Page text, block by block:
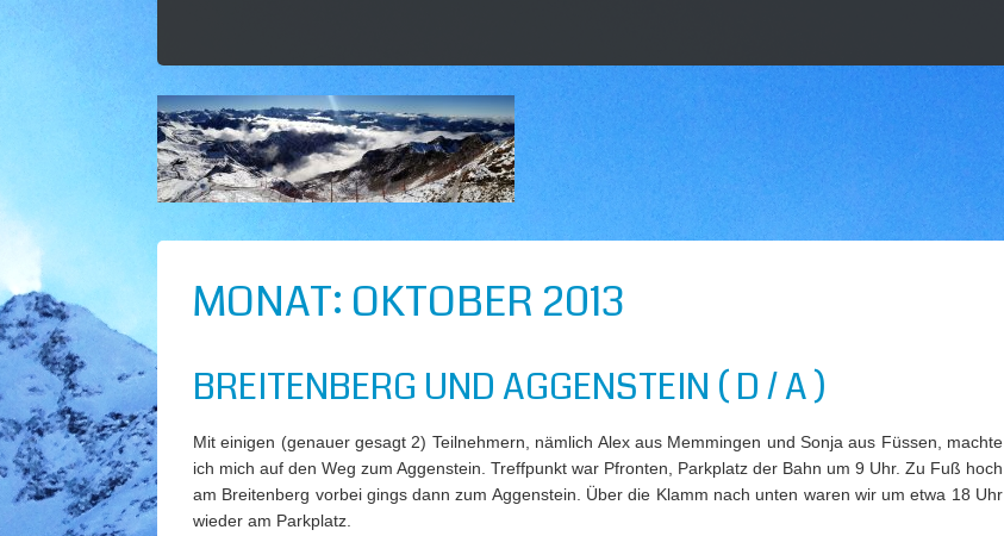
MONAT: OKTOBER 2013
BREITENBERG UND AGGENSTEIN ( D / A )
Mit einigen (genauer gesagt 2) Teilnehmern, nämlich Alex aus Memmingen und Sonja aus Füssen, machte
ich mich auf den Weg zum Aggenstein. Treffpunkt war Pfronten, Parkplatz der Bahn um 9 Uhr. Zu Fuß hoch
am Breitenberg vorbei gings dann zum Aggenstein. Über die Klamm nach unten waren wir um etwa 18 Uhr
wieder am Parkplatz.